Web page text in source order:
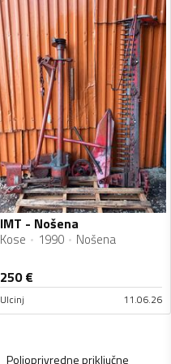
IMT - Nošena
Kose 1990 Nošena
250€
Ulcinj 11.06.26
Poljoprivredne priključne